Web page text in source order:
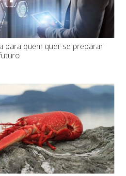
para quem quer se preparar